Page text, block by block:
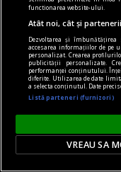
auzi de la nici un
Sever VOINESCU
functionarea website-ului.
Atât noi, cât și
Dezvoltarea și îmbunătățirea
accesarea informațiilor de pe
personalizat. Crearea
publicității personalizate.
performanței conținutului.
diferite. Utilizarea de date
a selecta conținutul. Date
Listă parteneri (furnizori)
VREAU SA